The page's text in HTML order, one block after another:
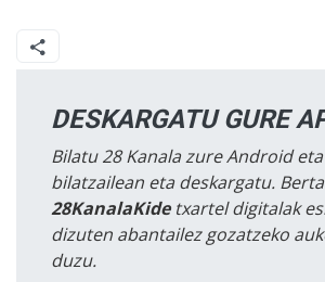
DESKARGATU GURE
Bilatu 28 Kanala zure Android
bilatzailean eta deskargatu.
28KanalaKidetxartel digitalak
dizuten abantailez gozatzeko
duzu.